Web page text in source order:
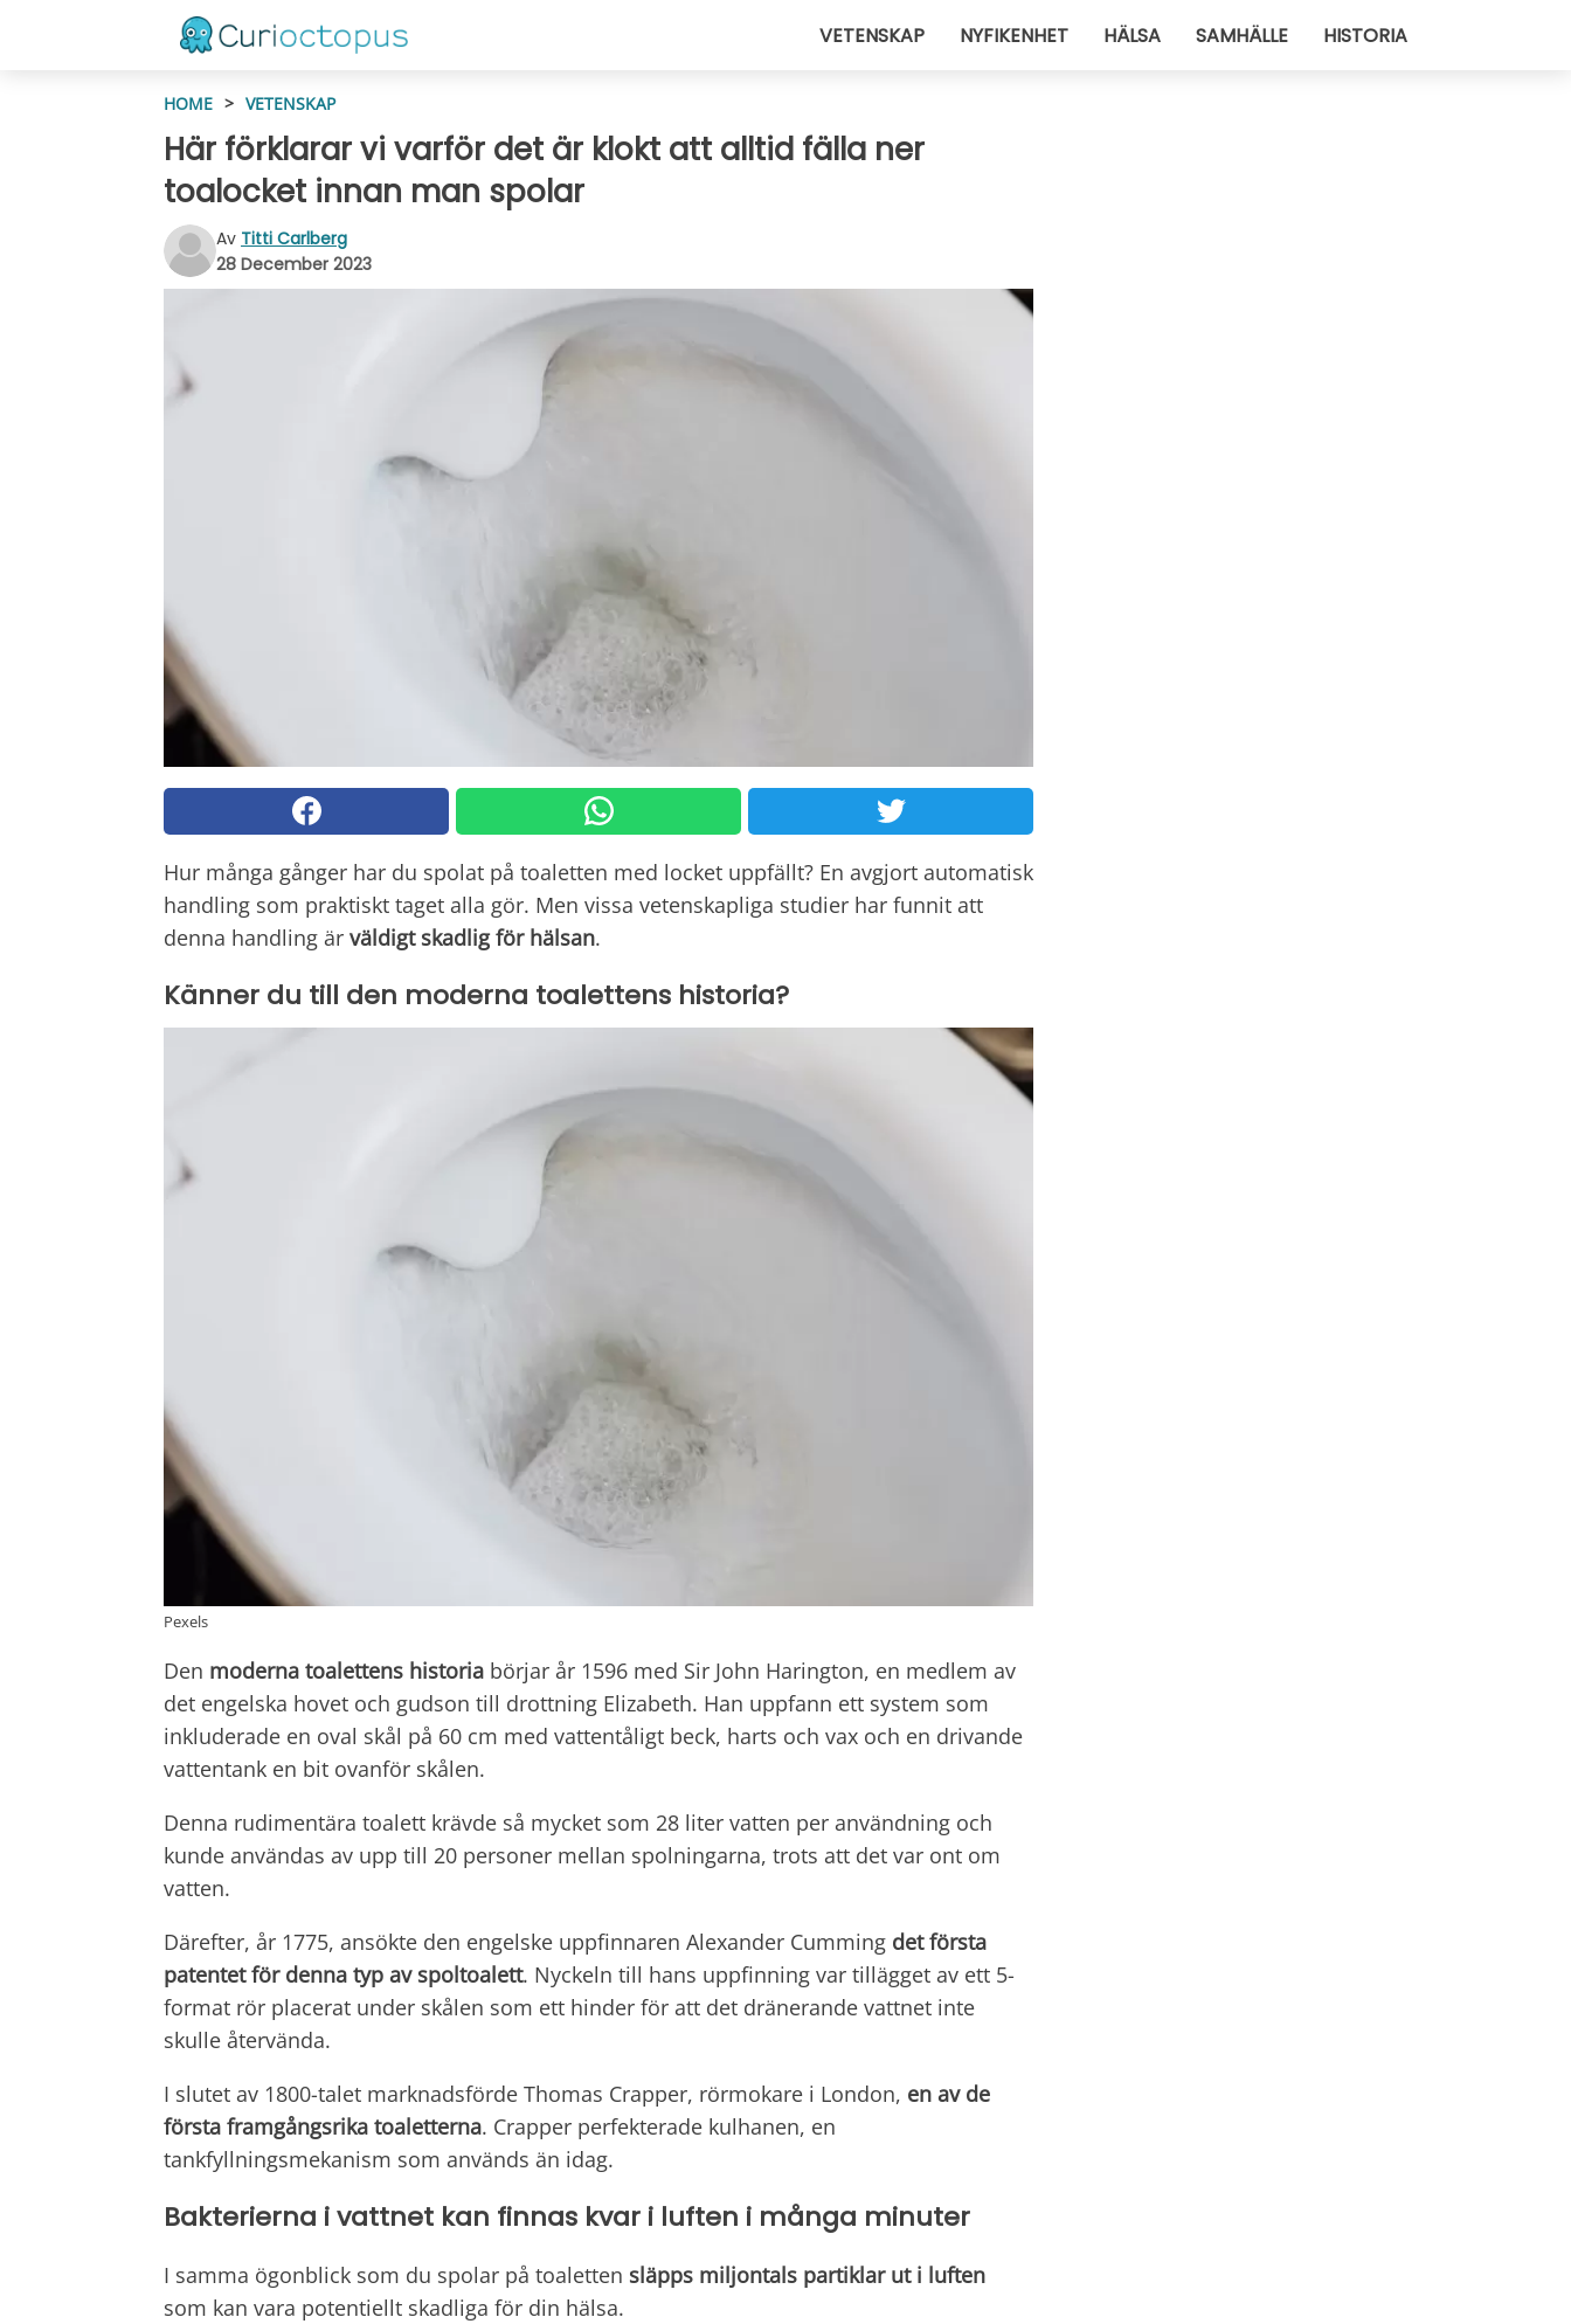
VETENSKAP NYFIKENHET HÄLSA SAMHÄLLE HISTORIA
HOME > VETENSKAP
Här förklarar vi varför det är klokt att alltid fälla ner
toalocket innan man spolar
Av Titti Carlberg
28 December 2023
Hur många gånger har du spolat på toaletten med locket uppfällt? En avgjort automatisk
handling som praktiskt taget alla gör. Men vissa vetenskapliga studier har funnit att
denna handling är väldigt skadlig för hälsan.
Känner du till den moderna toalettens historia?
Pexels
Den moderna toalettens historia börjar år 1596 med Sir John Harington, en medlem av
det engelska hovet och gudson till drottning Elizabeth. Han uppfann ett system som
inkluderade en oval skål på 60 cm med vattentåligt beck, harts och vax och en drivande
vattentank en bit ovanför skålen.
Denna rudimentära toalett krävde så mycket som 28 liter vatten per användning och
kunde användas av upp till 20 personer mellan spolningarna, trots att det var ont om
vatten.
Därefter, år 1775, ansökte den engelske uppfinnaren Alexander Cumming det första
patentet för denna typ av spoltoalett. Nyckeln till hans uppfinning var tillägget av ett 5-
format rör placerat under skålen som ett hinder för att det dränerande vattnet inte
skulle återvända.
I slutet av 1800-talet marknadsförde Thomas Crapper, rörmokare i London, en av de
första framgångsrika toaletterna. Crapper perfekterade kulhanen, en
tankfyllningsmekanism som används än idag.
Bakterierna i vattnet kan finnas kvar i luften i många minuter
I samma ögonblick som du spolar på toaletten släpps miljontals partiklar ut i luften
som kan vara potentiellt skadliga för din hälsa.